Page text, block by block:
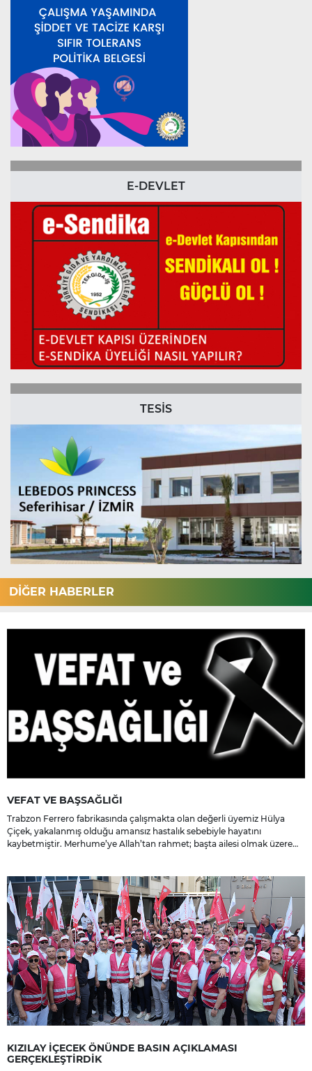
E-DEVLET
TESİS
DİĞER HABERLER
VEFAT VE BAŞSAĞLIĞI
Trabzon Ferrero fabrikasında çalışmakta olan değerli üyemiz Hülya
Çiçek, yakalanmış olduğu amansız hastalık sebebiyle hayatını
kaybetmiştir. Merhume’ye Allah’tan rahmet; başta ailesi olmak üzere
KIZILAY İÇECEK ÖNÜNDE BASIN AÇIKLAMASI
GERÇEKLEŞTİRDİK